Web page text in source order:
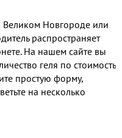
Великом Новгороде или
распространяет
На нашем сайте вы
геля по стоимость
простую форму,
на несколько